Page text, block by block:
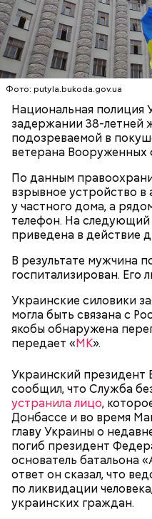
Фото: putyla.bukoda.gov.ua
Национальная полиция
задержании 38-летней
подозреваемой в
ветерана Вооруженных
По данным
взрывное устройство
у частного дома, а
телефон. На следующий
приведена в действие
В результате мужчина
госпитализирован. Его
Украинские силовики
могла быть связана с
якобы обнаружена
передает «МК».
Украинский президент
сообщил, что Служба
устранила лицо,
Донбассе и во время
главу Украины о
погиб президент
основатель батальона
ответ он сказал, что
по ликвидации
украинских граждан.